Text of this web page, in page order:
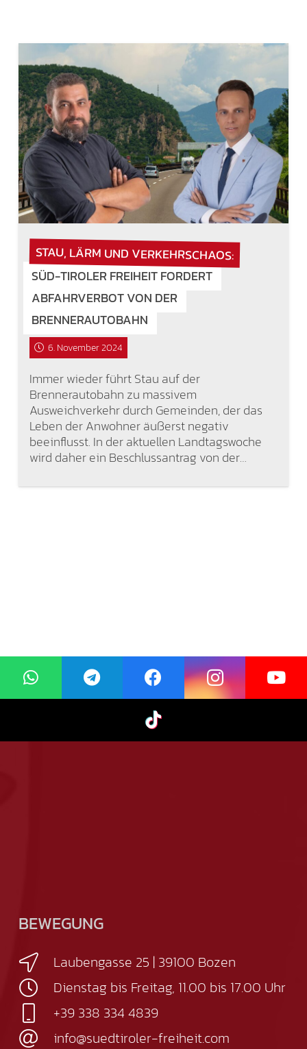
STAU, LÄRM UND VERKEHRSCHAOS:
SÜD-TIROLER FREIHEIT FORDERT
ABFAHRVERBOT VON DER
BRENNERAUTOBAHN
6. November 2024
Immer wieder führt Stau auf der
Brennerautobahn zu massivem
Ausweichverkehr durch Gemeinden, der das
Leben der Anwohner äußerst negativ
beeinflusst. In der aktuellen Landtagswoche
wird daher ein Beschlussantrag von der…
BEWEGUNG
Laubengasse 25 | 39100 Bozen
Dienstag bis Freitag, 11.00 bis 17.00 Uhr
+39 338 334 4839
info@suedtiroler-freiheit.com